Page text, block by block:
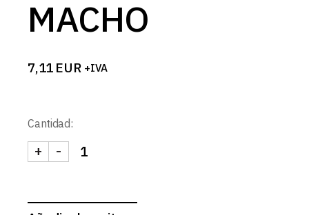
MACHO
7,11 EUR +IVA
Cantidad:
CABLE RIZADO NEGRO 2x0.3 30cm CON 2
-
+